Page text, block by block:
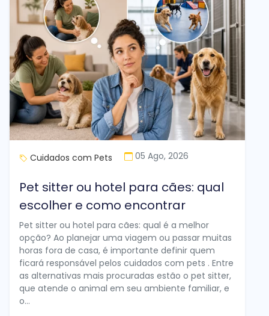
Cuidados com Pets 05 Ago, 2026
Pet sitter ou hotel para cães: qual
escolher e como encontrar
Pet sitter ou hotel para cães: qual é a melhor
opção? Ao planejar uma viagem ou passar muitas
horas fora de casa, é importante definir quem
ficará responsável pelos cuidados com pets . Entre
as alternativas mais procuradas estão o pet sitter,
que atende o animal em seu ambiente familiar, e
o...